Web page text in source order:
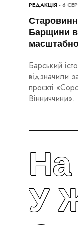
РЕДАКЦІЯ - 6
Барщини
Барський
відзначили
проєкті
На
У